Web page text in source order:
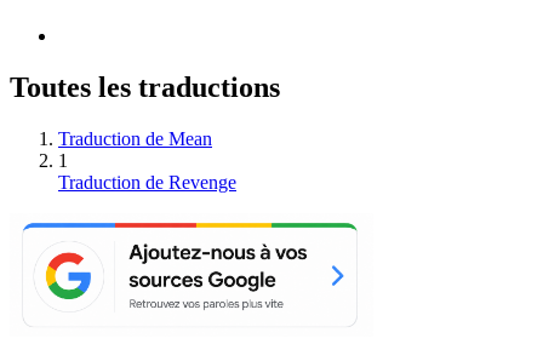
Toutes les traductions
Traduction de Mean
1
Traduction de Revenge